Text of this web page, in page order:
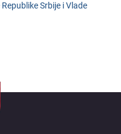
Srbije i Vlade